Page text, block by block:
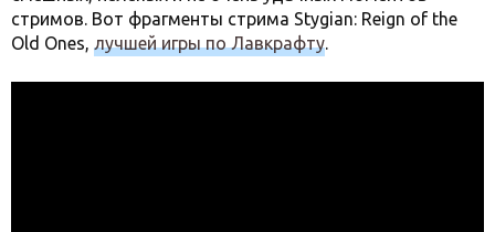
стримов. Вот фрагменты стрима Stygian: Reign of the
Old Ones, лучшей игры по Лавкрафту.